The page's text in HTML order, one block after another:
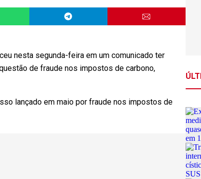
nesta segunda-feira em um comunicado ter
de fraude nos impostos de carbono,
lançado em maio por fraude nos impostos de